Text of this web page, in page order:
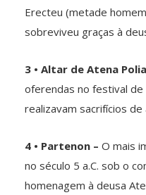
Erecteu (metade
sobreviveu graças à
3 • Altar de Atena
oferendas no festival de
realizavam sacrifícios de
4 • Partenon – O mais
no século 5 a.C. sob o
homenagem à deusa